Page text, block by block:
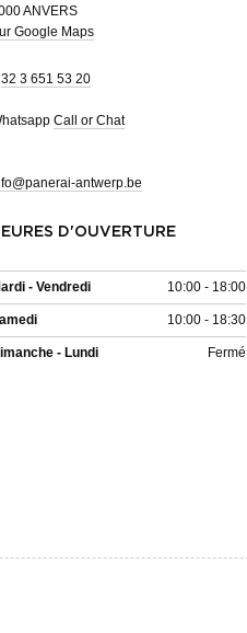
ANVERS
Google Maps
32 3 651 53 20
Call or Chat
antwerp.be
D'OUVERTURE
- Vendredi 10:00 - 18:00
10:00 - 18:30
- Lundi Fermé